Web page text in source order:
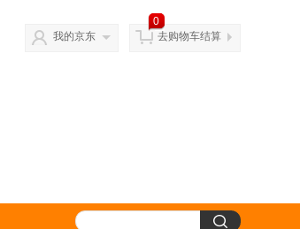
我的京东
0
去购物车结算